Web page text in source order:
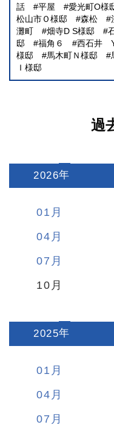
話 平屋 愛光町O様
松山市Ｏ様邸
森松
灘町
畑寺D S様邸
邸
福角６ 西石井
様邸
馬木町Ｎ様邸
Ｉ様邸
過
2026:
01
04
07
10
2025:
01
04
07